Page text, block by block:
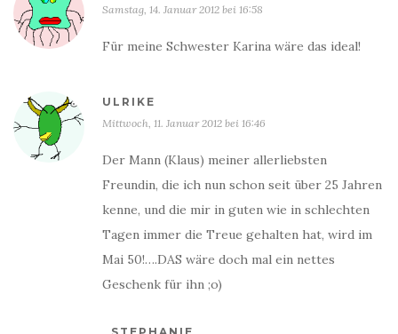
Samstag, 14. Januar 2012 bei 16:58
Für meine Schwester Karina wäre das ideal!
ULRIKE
Mittwoch, 11. Januar 2012 bei 16:46
Der Mann (Klaus) meiner allerliebsten
Freundin, die ich nun schon seit über 25 Jahren
kenne, und die mir in guten wie in schlechten
Tagen immer die Treue gehalten hat, wird im
Mai 50!….DAS wäre doch mal ein nettes
Geschenk für ihn ;o)